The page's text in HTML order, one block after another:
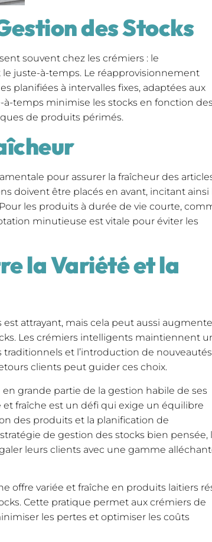
des Stocks
souvent chez les crémiers : le
juste-à-temps. Le réapprovisionnement
planifiées à intervalles fixes, adaptées aux
à-temps minimise les stocks en fonction des
de produits périmés.
pour assurer la fraîcheur des
doivent être placés en avant, incitant ainsi
les produits à durée de vie courte,
minutieuse est vitale pour éviter les
la Variété et la
attrayant, mais cela peut aussi
Les crémiers intelligents maintiennent
et l’introduction de
clients peut guider ces choix.
grande partie de la gestion habile de ses
et fraîche est un défi qui exige un équilibre
des produits et la planification de
de gestion des stocks bien pensée,
leurs clients avec une gamme
offre variée et fraîche en produits laitiers
Cette pratique permet aux crémiers de
les pertes et optimiser les coûts